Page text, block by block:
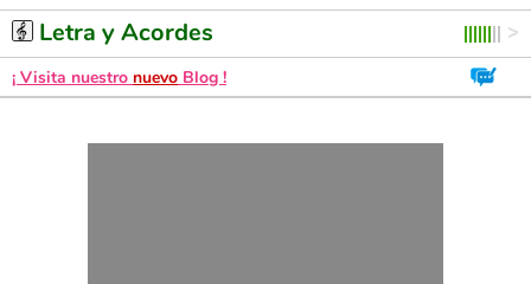
Letra y Acordes
¡ Visita nuestro nuevo Blog !